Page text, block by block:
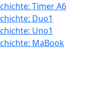
Timer A6
Duo1
Uno1
MaBook